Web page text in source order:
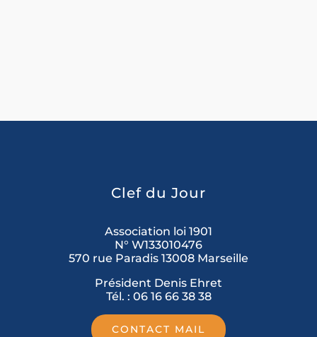
Clef du Jour
Association loi 1901
N° W133010476
570 rue Paradis 13008 Marseille
Président Denis Ehret
Tél. : 06 16 66 38 38
CONTACT MAIL